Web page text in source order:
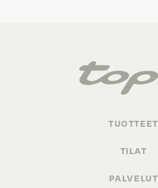
TUOTTEET
TILAT
PALVELUT